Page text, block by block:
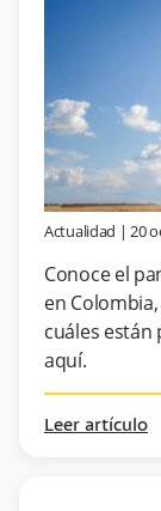
Actualidad |20
Conoce el
en
cuáles están
aquí.
Leer artículo